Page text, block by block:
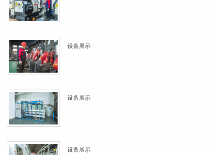
设备展示
设备展示
设备展示